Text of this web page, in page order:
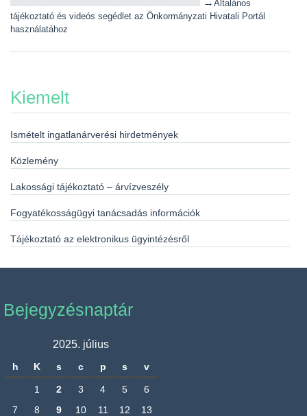
→ Általános
tájékoztató és videós segédlet az Önkormányzati Hivatali Portál
használatához
Kiemelt
Ismételt ingatlanárverési hirdetmények
Közlemény
Lakossági tájékoztató – árvízveszély
Fogyatékosságügyi tanácsadás információk
Tájékoztató az elektronikus ügyintézésről
Bejegyzésnaptár
2025. július
h K s c p s v
1 2 3 4 5
6
7
8 9 10 11 12
13